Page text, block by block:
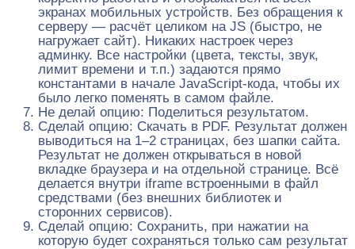
экранах мобильных устройств. Без обращения к
серверу — расчёт целиком на JS (быстро, не
нагружает сайт). Никаких настроек через
админку. Все настройки (цвета, тексты, звук,
лимит времени и т.п.) задаются прямо
константами в начале JavaScript-кода, чтобы их
было легко поменять в самом файле.
Не делай опцию: Поделиться результатом.
Сделай опцию: Скачать в PDF. Результат должен
выводиться на 1–2 страницах, без шапки сайта.
Результат не должен открываться в новой
вкладке браузера и на отдельной странице. Всё
делается внутри iframe встроенными в файл
средствами (без внешних библиотек и
сторонних сервисов).
Сделай опцию: Сохранить, при нажатии на
которую будет сохраняться только сам результат